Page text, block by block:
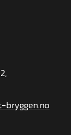
bryggen.no